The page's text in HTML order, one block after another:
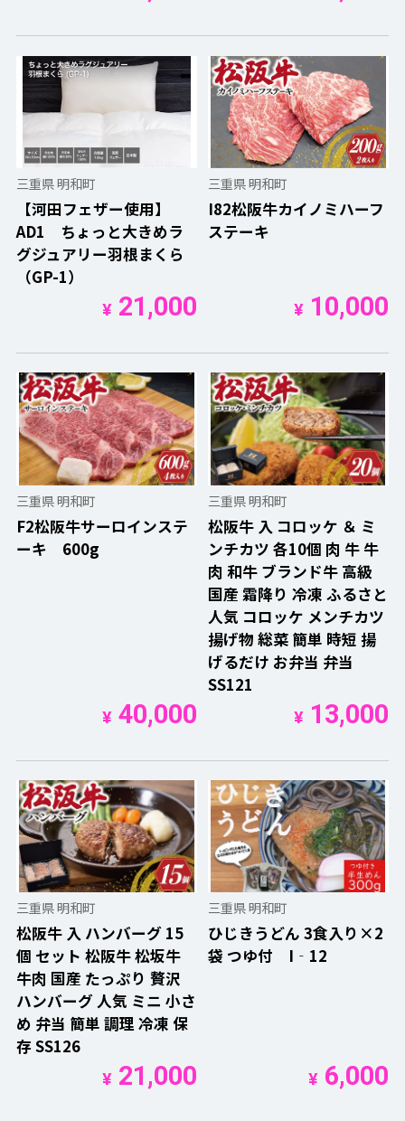
三重県 明和町
【河田フェザー使用】
AD1 ちょっと大きめラ
グジュアリー羽根まくら
（GP-1）
¥21,000
三重県 明和町
I82松阪牛カイノミハーフ
ステーキ
¥10,000
三重県 明和町
F2松阪牛サーロインステ
ーキ 600g
¥40,000
三重県 明和町
松阪牛 入 コロッケ ＆ ミ
ンチカツ 各10個 肉 牛 牛
肉 和牛 ブランド牛 高級
国産 霜降り 冷凍 ふるさと
人気 コロッケ メンチカツ
揚げ物 総菜 簡単 時短 揚
げるだけ お弁当 弁当
SS121
¥13,000
三重県 明和町
松阪牛 入 ハンバーグ 15
個 セット 松阪牛 松坂牛
牛肉 国産 たっぷり 贅沢
ハンバーグ 人気 ミニ 小さ
め 弁当 簡単 調理 冷凍 保
存 SS126
¥21,000
三重県 明和町
ひじきうどん 3食入り×2
袋 つゆ付 I‐12
¥6,000